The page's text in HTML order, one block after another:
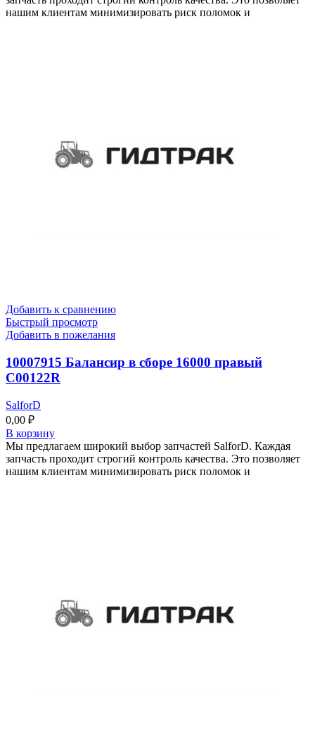
нашим клиентам минимизировать риск поломок и
Добавить к сравнению
Быстрый просмотр
Добавить в пожелания
10007915 Балансир в сборе 16000 правый
C00122R
SalforD
0,00 ₽
В корзину
Мы предлагаем широкий выбор запчастей SalforD. Каждая
запчасть проходит строгий контроль качества. Это позволяет
нашим клиентам минимизировать риск поломок и